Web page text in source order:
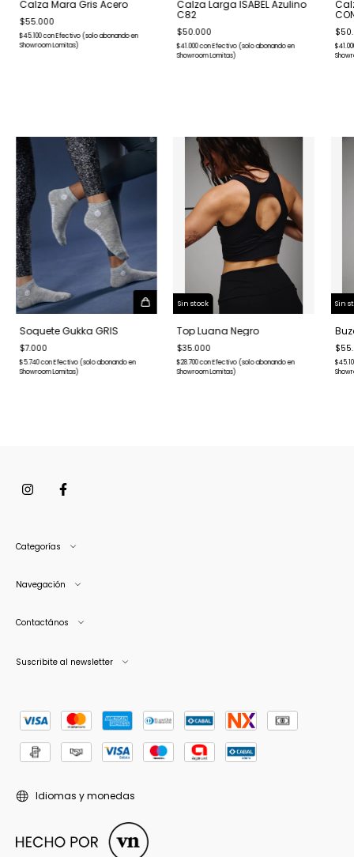
Calza Mara Gris Acero
$55.000
$45.100conEfectivo (solo abonando en
Showroom Lomitas)
Calza Larga ISABEL Azulino
C82
$50.000
$41.000conEfectivo (solo abonando en
Showroom Lomitas)
Soquete Gukka GRIS
$7.000
$5.740conEfectivo (solo abonando en
Showroom Lomitas)
Sin stock
Top Luana Negro
$35.000
$28.700conEfectivo (solo abonando en
Showroom Lomitas)
Sin
Categorías
Navegación
Contactános
Suscribite al newsletter
Idiomas y monedas